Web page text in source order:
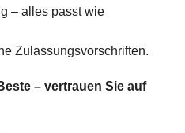
– alles passt wie
Zulassungsvorschriften.
– vertrauen Sie auf